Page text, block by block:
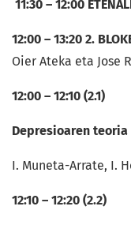
11:30 – 12:00
12:00 – 13:20 2.
Oier Ateka eta Jose
12:00 – 12:10 (2.1)
Depresioaren
I. Muneta-Arrate, I.
12:10 – 12:20 (2.2)